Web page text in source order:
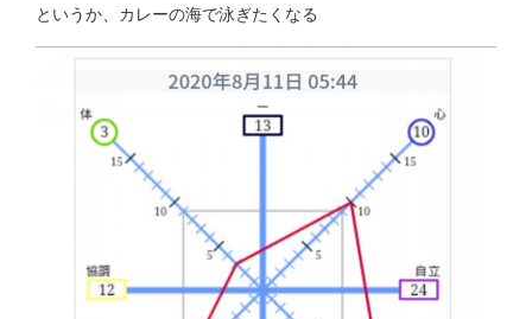
というか、カレーの海で泳ぎたくなる